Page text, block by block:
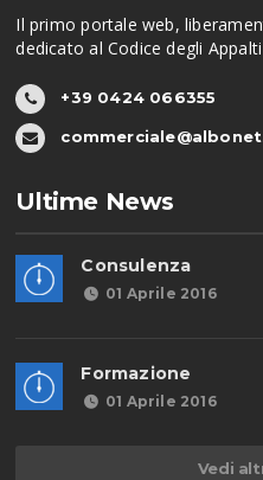
Il primo portale web,
dedicato al Codice degli Appalti
+39 0424 066355
Ultime News
Consulenza
01 Aprile 2016
Formazione
01 Aprile 2016
Vedi